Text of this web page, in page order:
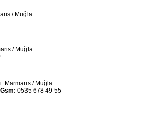
/ Muğla
/ Muğla
Marmaris / Muğla
Gsm: 0535 678 49 55